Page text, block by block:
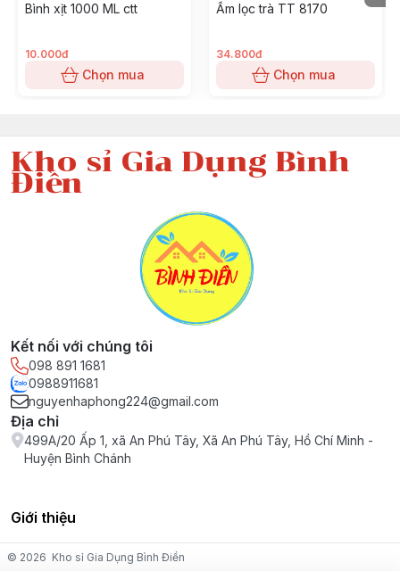
Bình xịt 1000 ML ctt
10.000đ
Chọn mua
Ấm lọc trà TT 8170
34.800đ
Chọn mua
Kho sỉ Gia Dụng Bình
Điền
Kết nối với chúng tôi
098 891 1681
0988911681
nguyenhaphong224@gmail.com
Địa chỉ
499A/20 Ấp 1, xã An Phú Tây, Xã An Phú Tây, Hồ Chí Minh -
Huyện Bình Chánh
Giới thiệu
© 2026 Kho sỉ Gia Dụng Bình Điền